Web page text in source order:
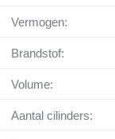
Vermogen:
Brandstof:
Volume:
Aantal cilinders: